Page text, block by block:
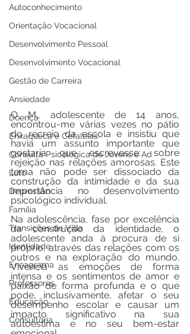
Autoconhecimento
Orientação Vocacional
Desenvolvimento Pessoal
Desenvolvimento Vocacional
Gestão de Carreira
Ansiedade
Doença
Enxaqueca e Cefaleias
Consulta Psicológica de Jovens e Ad
Luto
Depressão
Família
Transições de Vida
Identidade
Eneagrama
Professores
Educação
Consultoria
O M., adolescente de 14 anos,
encontrou-me várias vezes no pátio
do recreio da escola e insistiu que
havia um assunto importante que
gostaria que escrevesse: sobre
rejeição nas relações amorosas. Este
tema não pode ser dissociado da
construção da intimidade e da sua
importância no desenvolvimento
psicológico individual.
Na adolescência, fase por excelência
da construção da identidade, o
adolescente anda à procura de si
próprio, através das relações com os
outros e na exploração do mundo.
Vivencia as emoções de forma
intensa e os sentimentos de amor e
paixão de forma profunda e o que
pode, inclusivamente, afetar o seu
desempenho escolar e causar um
impacto significativo na sua
autoestima e no seu bem-estar